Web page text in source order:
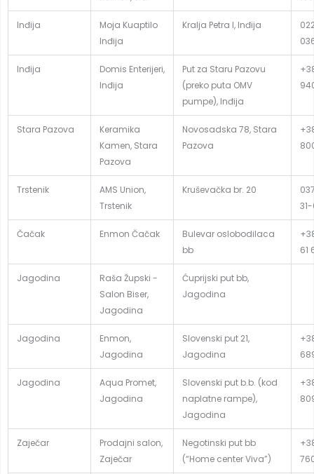
Inđija
Moja Kuaptilo
Inđija
Kralja Petra I, Inđija
Inđija
Domis Enterijeri,
Inđija
Put za Staru Pazovu
(preko puta OMV
pumpe), Inđija
Stara Pazova
Keramika
Kamen, Stara
Pazova
Novosadska 78, Stara
Pazova
Trstenik
AMS Union,
Trstenik
Kruševačka br. 20
Čačak Enmon Čačak
Bulevar oslobodilaca
bb
61
Jagodina
Raša Župski -
Salon Biser,
Jagodina
Ćuprijski put bb,
Jagodina
Jagodina
Enmon,
Jagodina
Slovenski put 21,
Jagodina
Jagodina
Aqua Promet,
Jagodina
Slovenski put b.b. (kod
naplatne rampe),
Jagodina
Zaječar
Prodajni salon,
Zaječar
Negotinski put bb
(“Home center Viva”)